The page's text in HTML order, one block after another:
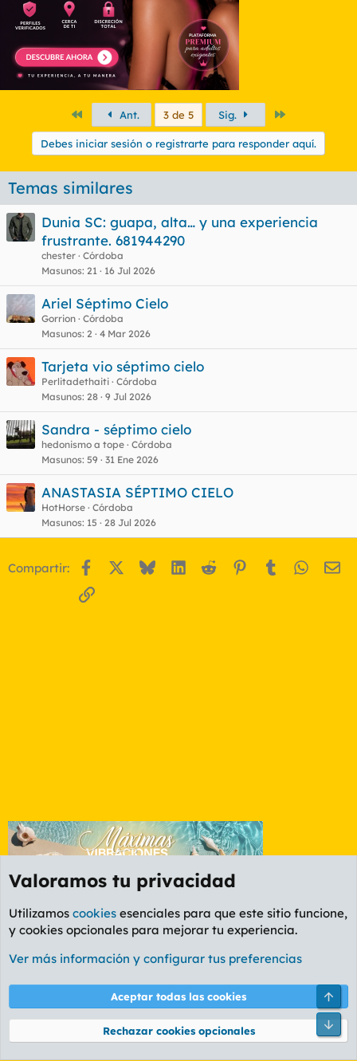
PrimeroAnt. 3 de 5 Sig.
Debes iniciar sesión o registrarte para responder aquí.
Temas similares
Dunia SC: guapa, alta… y una experiencia
frustrante. 681944290
chester Córdoba
Masunos 21 16 Jul 2026
Ariel Séptimo Cielo
Gorrion Córdoba
Masunos 2 4 Mar 2026
Tarjeta vio séptimo cielo
Perlitadethaiti Córdoba
Masunos 28 9 Jul 2026
Sandra - séptimo cielo
hedonismo a tope Córdoba
Masunos 59 31 Ene 2026
ANASTASIA SÉPTIMO CIELO
HotHorse Córdoba
Masunos 15 28 Jul 2026
Compartir: Facebook BlueskyLinkedIn
Reddit Pinterest
Tumblr
Enlace
Córdoba
Cookies
PL OLDSTYLE AMARILLO
Términos y reglas Política de privacidad Ayuda
Community platform by XenForo® © 2010-2026 XenForo Ltd.
Valoramos tu privacidad
Utilizamos cookies esenciales para que este sitio funcione,
y cookies opcionales para mejorar tu experiencia.
Ver más información y configurar tus preferencias
Aceptar todas las cookies
Rechazar cookies opcionales
Pie